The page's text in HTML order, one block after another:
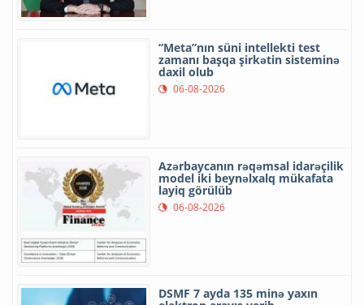
“Meta”nın süni intellekti test
zamanı başqa şirkətin sisteminə
daxil olub
06-08-2026
Azərbaycanın rəqəmsal idarəçilik
model iki beynəlxalq mükafata
layiq görülüb
06-08-2026
DSMF 7 ayda 135 minə yaxın